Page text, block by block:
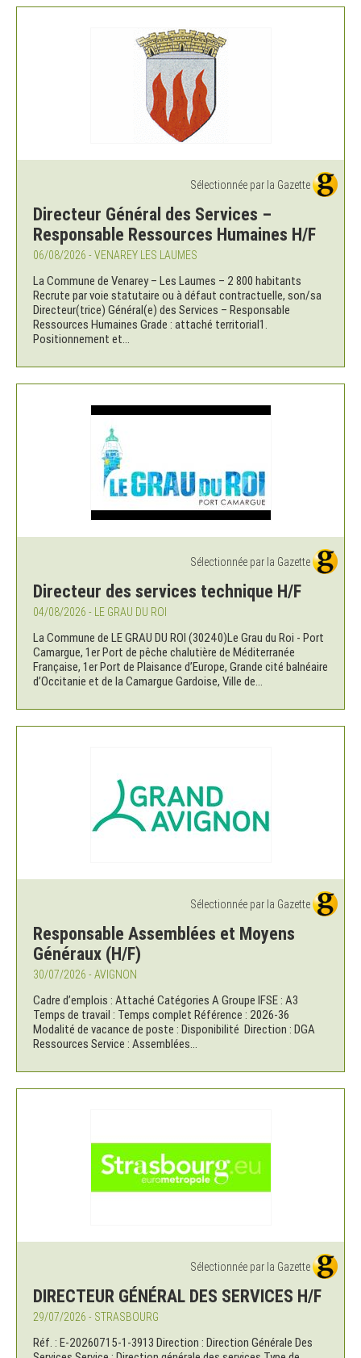
Sélectionnée par la Gazette
Directeur Général des Services –
Responsable Ressources Humaines H/F
06/08/2026 - VENAREY LES LAUMES
La Commune de Venarey – Les Laumes – 2 800 habitants
Recrute par voie statutaire ou à défaut contractuelle, son/sa
Directeur(trice) Général(e) des Services – Responsable
Ressources Humaines Grade : attaché territorial1.
Positionnement et...
Sélectionnée par la Gazette
Directeur des services technique H/F
04/08/2026 - LE GRAU DU ROI
La Commune de LE GRAU DU ROI (30240)Le Grau du Roi - Port
Camargue, 1er Port de pêche chalutière de Méditerranée
Française, 1er Port de Plaisance d’Europe, Grande cité balnéaire
d’Occitanie et de la Camargue Gardoise, Ville de...
Sélectionnée par la Gazette
Responsable Assemblées et Moyens
Généraux (H/F)
30/07/2026 - AVIGNON
Cadre d’emplois : Attaché Catégories A Groupe IFSE : A3
Temps de travail : Temps complet Référence : 2026-36
Modalité de vacance de poste : Disponibilité Direction : DGA
Ressources Service : Assemblées...
Sélectionnée par la Gazette
DIRECTEUR GÉNÉRAL DES SERVICES H/F
29/07/2026 - STRASBOURG
Réf. : E-20260715-1-3913 Direction : Direction Générale Des